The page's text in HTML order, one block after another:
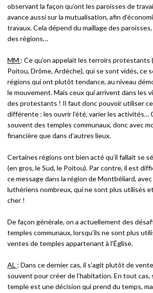
observant la façon qu’ont les paroisses de
avance aussi sur la mutualisation, afin
travaux. Cela dépend du maillage des
des régions…
MM : Ce qu’on appelait les terroirs protestants
Poitou, Drôme, Ardèche), qui se sont vidés, ce
régions qui ont plutôt tendance, au niveau
le mouvement. Mais ceux qui arrivent dans les
des protestants ! Il faut donc pouvoir utiliser
différente : les ouvrir l’été, varier les activités…
souvent des temples communaux, donc avec
financière que dans d’autres lieux.
Certaines régions ont bien acté qu’il fallait se
(en gros, le Sud, le Poitou). Par contre, il est
ce message dans la région de Montbéliard,
luthériens nombreux, qui ne sont plus utilisés
cher !
De façon générale, on a actuellement des
temples communaux, lorsqu’ils ne sont plus
ventes de temples appartenant à l’Église.
AL : Dans ce dernier cas, il s’agit plutôt de
souvent pour créer de l’habitation. En tout cas,
temple est une décision qui prend du temps,